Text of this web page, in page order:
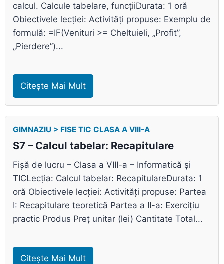
calcul. Calcule tabelare, funcțiiDurata: 1 oră
Obiectivele lecției: Activități propuse: Exemplu de
formulă: =IF(Venituri >= Cheltuieli, „Profit”,
„Pierdere”)...
Citește Mai Mult
GIMNAZIU > FISE TIC CLASA A VIII-A
S7 – Calcul tabelar: Recapitulare
Fișă de lucru – Clasa a VIII-a – Informatică și
TICLecția: Calcul tabelar: RecapitulareDurata: 1
oră Obiectivele lecției: Activități propuse: Partea
I: Recapitulare teoretică Partea a II-a: Exercițiu
practic Produs Preț unitar (lei) Cantitate Total...
Citește Mai Mult